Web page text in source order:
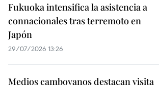
Fukuoka intensifica la asistencia a
connacionales tras terremoto en
Japón
29/07/2026 13:26
Medios camboyanos destacan visita